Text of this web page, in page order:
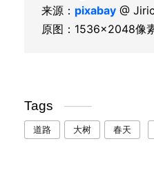
来源： pixabay @
原图：1536×2048像
Tags
道路 大树 春天